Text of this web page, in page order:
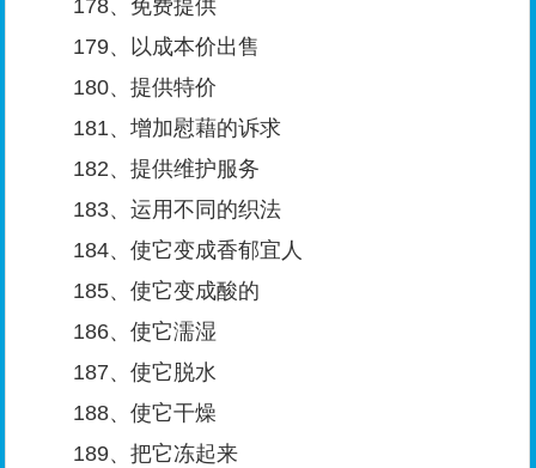
178、免费提供
179、以成本价出售
180、提供特价
181、增加慰藉的诉求
182、提供维护服务
183、运用不同的织法
184、使它变成香郁宜人
185、使它变成酸的
186、使它濡湿
187、使它脱水
188、使它干燥
189、把它冻起来